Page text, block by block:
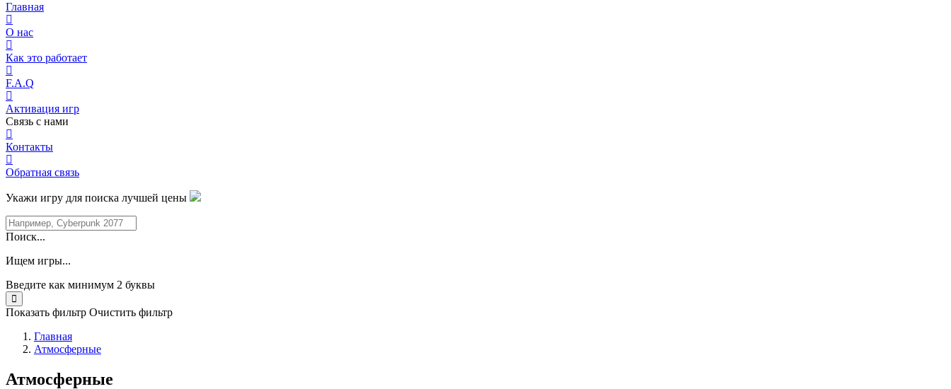
Главная
О нас
Как это работает
F.A.Q
Активация игр
Связь с нами
Контакты
Обратная связь
Укажи игру для поиска лучшей цены
Поиск...
Ищем игры...
Введите как минимум 2 буквы
Показать фильтр Очистить фильтр
Главная
Атмосферные
Атмосферные